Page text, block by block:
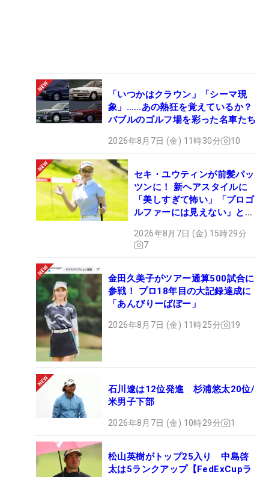
「いつかはクラウン」「シーマ現
象」……あの熱狂を覚えているか？
バブルのゴルフ場を彩った名車たち
2026年8月7日 (金) 11時30分 10
セキ・ユウティンが前髪パッ
ツンに！ 新ヘアスタイルに
「美しすぎて怖い」「プロゴ
ルファーには見えない」とコ
2026年8月7日 (金) 15時29分
7
金田久美子がツアー通算500試合に
参戦！ プロ18年目の大記録達成に
「あんびりーばぼー」
2026年8月7日 (金) 11時25分 19
石川遼は12位発進 杉浦悠太20位/
米男子下部
2026年8月7日 (金) 10時29分 1
松山英樹がトップ25入り 中島啓
太は5ランクアップ【FedExCupラ